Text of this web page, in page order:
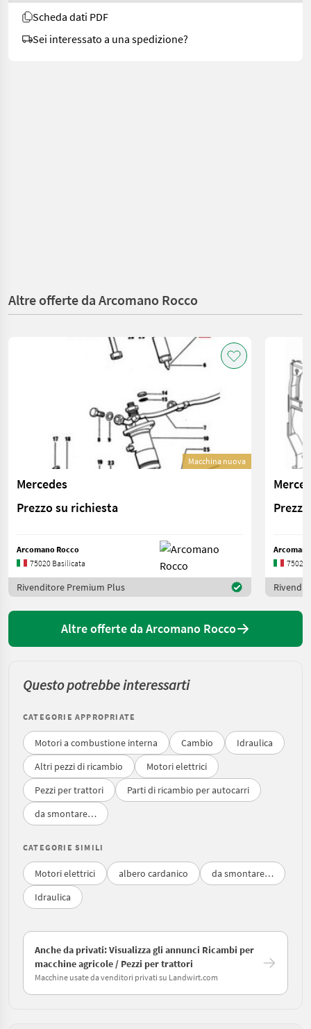
Scheda dati PDF
Sei interessato a una spedizione?
Altre offerte da Arcomano Rocco
Macchina nuova
Mercedes
Prezzo su richiesta
Arcomano Rocco
75020 Basilicata
Rivenditore Premium Plus
75020
Altre offerte da Arcomano Rocco
Questo potrebbe interessarti
CATEGORIE APPROPRIATE
Motori a combustione interna Cambio
Idraulica
Altri pezzi di ricambio
Motori elettrici
Pezzi per trattori
Parti di ricambio per autocarri
da smontare…
CATEGORIE SIMILI
Motori elettrici albero cardanico
da smontare…
Idraulica
Anche da privati: Visualizza gli annunci Ricambi per
macchine agricole / Pezzi per trattori
Macchine usate da venditori privati su Landwirt.com